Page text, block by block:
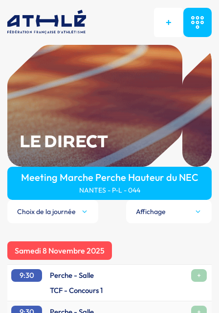
+
LE DIRECT
Meeting Marche Perche Hauteur du NEC
NANTES - P-L - 044
Choix de la journée Affichage
Samedi 8 Novembre 2025
9:30 Perche - Salle
+
TCF - Concours 1